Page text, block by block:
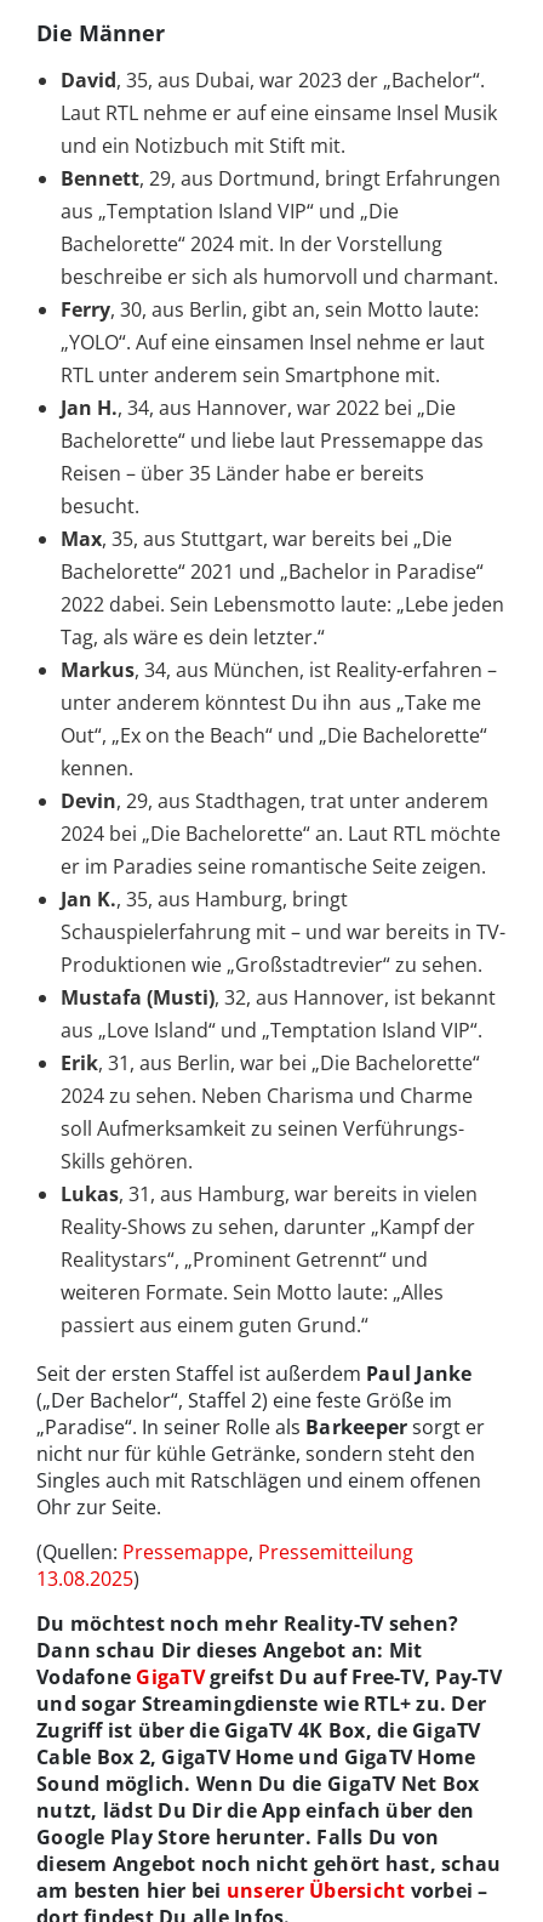
Die Männer
David, 35, aus Dubai, war 2023 der „Bachelor“.
Laut RTL nehme er auf eine einsame Insel Musik
und ein Notizbuch mit Stift mit.
Bennett, 29, aus Dortmund, bringt Erfahrungen
aus „Temptation Island VIP“ und „Die
Bachelorette“ 2024 mit. In der Vorstellung
beschreibe er sich als humorvoll und charmant.
Ferry, 30, aus Berlin, gibt an, sein Motto laute:
„YOLO“. Auf eine einsamen Insel nehme er laut
RTL unter anderem sein Smartphone mit.
Jan H., 34, aus Hannover, war 2022 bei „Die
Bachelorette“ und liebe laut Pressemappe das
Reisen – über 35 Länder habe er bereits
besucht.
Max, 35, aus Stuttgart, war bereits bei „Die
Bachelorette“ 2021 und „Bachelor in Paradise“
2022 dabei. Sein Lebensmotto laute: „Lebe jeden
Tag, als wäre es dein letzter.“
Markus, 34, aus München, ist Reality-erfahren –
unter anderem könntest Du ihn aus „Take me
Out“, „Ex on the Beach“ und „Die Bachelorette“
kennen.
Devin, 29, aus Stadthagen, trat unter anderem
2024 bei „Die Bachelorette“ an. Laut RTL möchte
er im Paradies seine romantische Seite zeigen.
Jan K., 35, aus Hamburg, bringt
Schauspielerfahrung mit – und war bereits in TV-
Produktionen wie „Großstadtrevier“ zu sehen.
Mustafa (Musti), 32, aus Hannover, ist bekannt
aus „Love Island“ und „Temptation Island VIP“.
Erik, 31, aus Berlin, war bei „Die Bachelorette“
2024 zu sehen. Neben Charisma und Charme
soll Aufmerksamkeit zu seinen Verführungs-
Skills gehören.
Lukas, 31, aus Hamburg, war bereits in vielen
Reality-Shows zu sehen, darunter „Kampf der
Realitystars“, „Prominent Getrennt“ und
weiteren Formate. Sein Motto laute: „Alles
passiert aus einem guten Grund.“
Seit der ersten Staffel ist außerdem Paul Janke
(„Der Bachelor“, Staffel 2) eine feste Größe im
„Paradise“. In seiner Rolle als Barkeepersorgt er
nicht nur für kühle Getränke, sondern steht den
Singles auch mit Ratschlägen und einem offenen
Ohr zur Seite.
(Quellen: Pressemappe, Pressemitteilung
13.08.2025)
Du möchtest noch mehr Reality-TV sehen?
Dann schau Dir dieses Angebot an: Mit
Vodafone GigaTVgreifst Du auf Free-TV, Pay-TV
und sogar Streamingdienste wie RTL+ zu. Der
Zugriff ist über die GigaTV 4K Box, die GigaTV
Cable Box 2, GigaTV Home und GigaTV Home
Sound möglich. Wenn Du die GigaTV Net Box
nutzt, lädst Du Dir die App einfach über den
Google Play Store herunter. Falls Du von
diesem Angebot noch nicht gehört hast, schau
am besten hier bei unserer Übersicht vorbei –